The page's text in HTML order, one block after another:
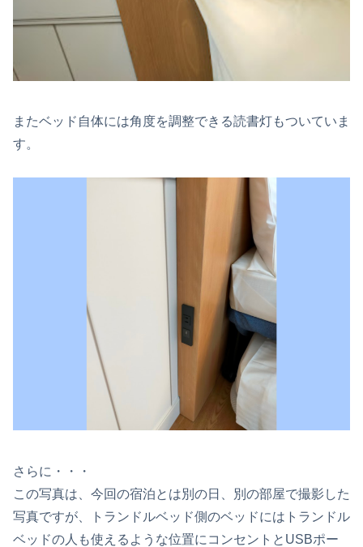
またベッド自体には角度を調整できる読書灯もついていま
す。
さらに・・・
この写真は、今回の宿泊とは別の日、別の部屋で撮影した
写真ですが、トランドルベッド側のベッドにはトランドル
ベッドの人も使えるような位置にコンセントとUSBポー